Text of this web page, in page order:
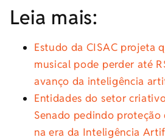
Leia mais:
Estudo da CISAC projeta
musical pode perder até
avanço da inteligência
Entidades do setor
Senado pedindo
na era da Inteligência